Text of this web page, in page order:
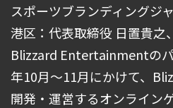
スポーツブランディングジ
港区：代表取締役 日置貴之
Blizzard Entertainmentの
年10月〜11月にかけて、
開発・運営するオンライン